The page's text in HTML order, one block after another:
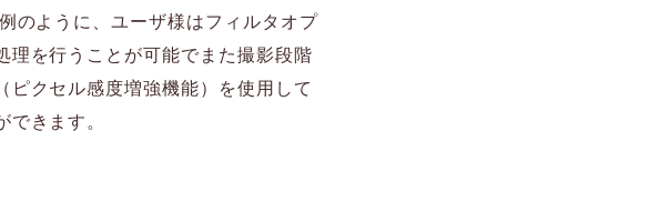
のように、ユーザ様はフィルタオプ
理を行うことが可能でまた撮影段階
ピクセル感度増強機能）を使用して
できます。